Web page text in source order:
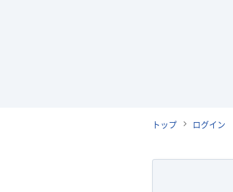
トップ ログイン